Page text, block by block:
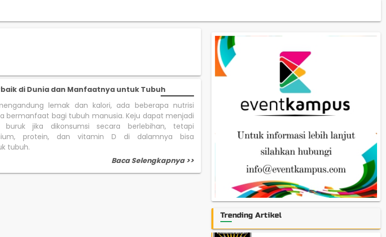
di Dunia dan Manfaatnya untuk Tubuh
lemak dan kalori, ada beberapa nutrisi
bermanfaat bagi tubuh manusia. Keju dapat menjadi
buruk jika dikonsumsi secara berlebihan, tetapi
protein, dan vitamin D di dalamnya bisa
tubuh.
Baca Selengkapnya >>
Trending Artikel